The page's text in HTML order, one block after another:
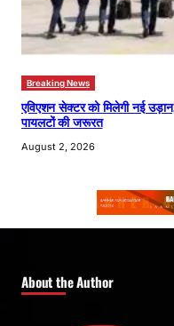
Breaking News
एविएशन सेक्टर को मिलेगी नई
पायलटों की जरूरत
August 2, 2026
About the Author